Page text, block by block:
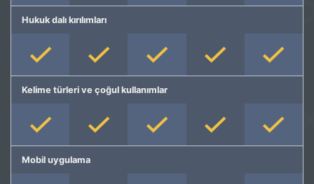
Hukuk dalı kırılımları
Kelime türleri ve çoğul kullanımlar
Mobil uygulama